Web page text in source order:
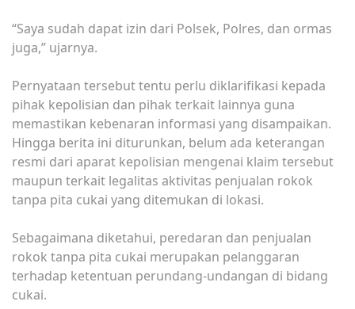
“Saya sudah dapat izin dari Polsek, Polres, dan ormas
juga,” ujarnya.
Pernyataan tersebut tentu perlu diklarifikasi kepada
pihak kepolisian dan pihak terkait lainnya guna
memastikan kebenaran informasi yang disampaikan.
Hingga berita ini diturunkan, belum ada keterangan
resmi dari aparat kepolisian mengenai klaim tersebut
maupun terkait legalitas aktivitas penjualan rokok
tanpa pita cukai yang ditemukan di lokasi.
Sebagaimana diketahui, peredaran dan penjualan
rokok tanpa pita cukai merupakan pelanggaran
terhadap ketentuan perundang-undangan di bidang
cukai.